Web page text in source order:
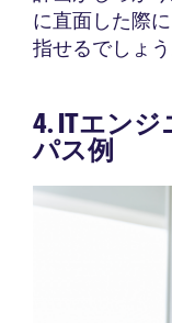
に直面した際
指せるでしょう
4. ITエン
パス例